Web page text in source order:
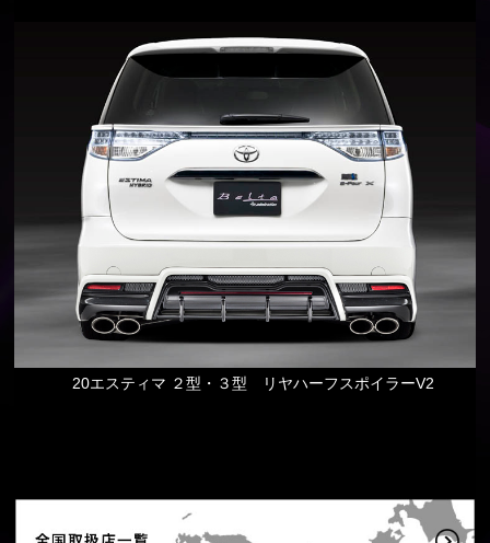
20エスティマ ２型・３型 リヤハーフスポイラーV2